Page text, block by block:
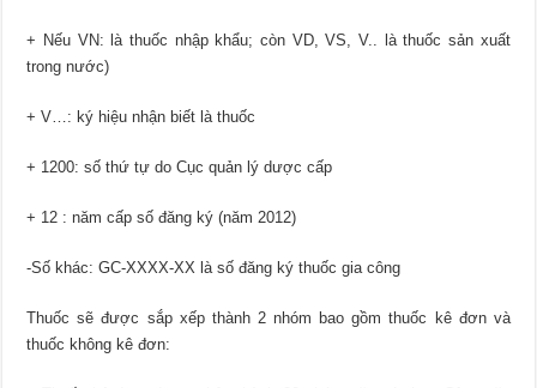
+ Nếu VN: là thuốc nhập khẩu; còn VD, VS, V.. là thuốc sản xuất
trong nước)
+ V…: ký hiệu nhận biết là thuốc
+ 1200: số thứ tự do Cục quản lý dược cấp
+ 12 : năm cấp số đăng ký (năm 2012)
-Số khác: GC-XXXX-XX là số đăng ký thuốc gia công
Thuốc sẽ được sắp xếp thành 2 nhóm bao gồm thuốc kê đơn và
thuốc không kê đơn: